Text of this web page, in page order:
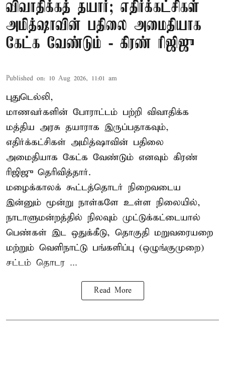
விவாதிக்கத் தயார்; எதிர்க்கட்சிகள்
அமித்ஷாவின் பதிலை அமைதியாக
கேட்க வேண்டும் - கிரண் ரிஜிஜு
Published on: 10 Aug 2026, 11:01 am
புதுடெல்லி,
மாணவர்களின் போராட்டம் பற்றி விவாதிக்க
மத்திய அரசு தயாராக இருப்பதாகவும்,
எதிர்க்கட்சிகள் அமித்ஷாவின் பதிலை
அமைதியாக கேட்க வேண்டும் எனவும் கிரண்
ரிஜிஜு தெரிவித்தார்.
மழைக்காலக் கூட்டத்தொடர் நிறைவடைய
இன்னும் மூன்று நாள்களே உள்ள நிலையில்,
நாடாளுமன்றத்தில் நிலவும் முட்டுக்கட்டையால்
பெண்கள் இட ஒதுக்கீடு, தொகுதி மறுவரையறை
மற்றும் வெளிநாட்டு பங்களிப்பு (ஒழுங்குமுறை)
சட்டம் தொடர ...
Read More